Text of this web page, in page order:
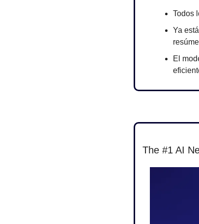
Todos
Ya
El
The #1 AI